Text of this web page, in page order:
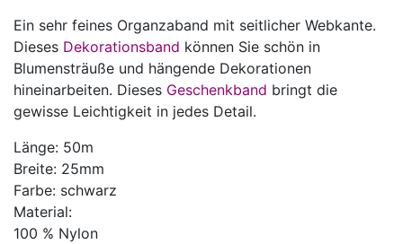
Ein sehr feines Organzaband mit seitlicher Webkante.
Dieses Dekorationsband können Sie schön in
Blumensträuße und hängende Dekorationen
hineinarbeiten. Dieses Geschenkband bringt die
gewisse Leichtigkeit in jedes Detail.
Länge: 50m
Breite: 25mm
Farbe: schwarz
Material:
100 % Nylon